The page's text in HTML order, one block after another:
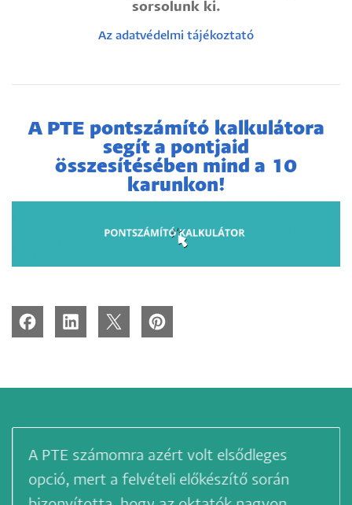
sorsolunk ki.
Az adatvédelmi tájékoztató
A PTE pontszámító kalkulátora
segít a pontjaid
összesítésében mind a 10
karunkon!
A PTE számomra azért volt elsődleges
opció, mert a felvételi előkészítő során